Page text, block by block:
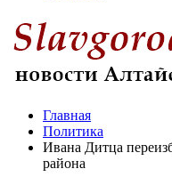
Главная
Политика
Ивана Дитца
района